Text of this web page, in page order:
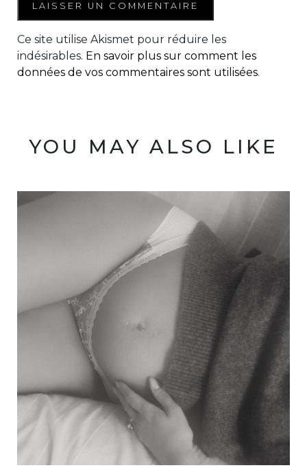
Ce site utilise Akismet pour réduire les
indésirables. En savoir plus sur comment les
données de vos commentaires sont utilisées.
YOU MAY ALSO LIKE